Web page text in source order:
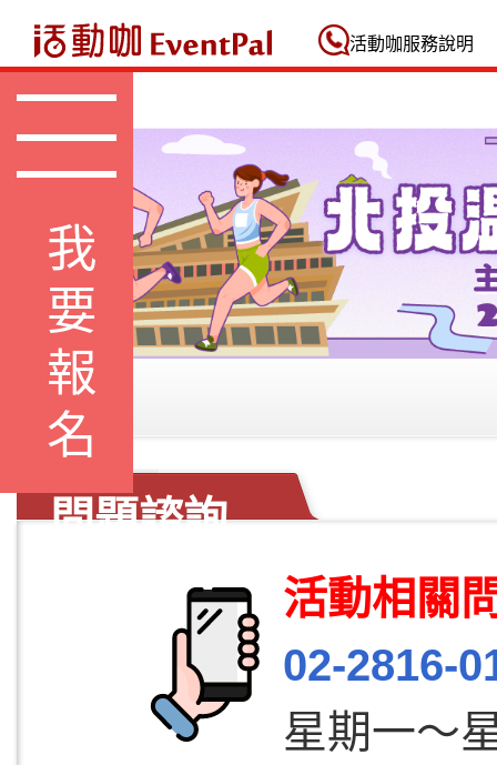
活動咖 Eventpal
活動咖服務說明
我要報名
問題諮詢
問題諮詢
活動相關
02-2816-
星期一～